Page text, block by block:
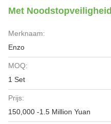
Met Noodstopveiligheid
Merknaam:
Enzo
MOQ:
1 Set
Prijs:
150,000 -1.5 Million Yuan